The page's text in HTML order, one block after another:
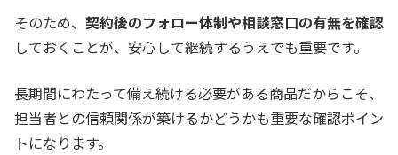
そのため、 契約後のフォロー体制や相談窓口の有無を確認
しておくことが、安心して継続するうえでも重要です。
長期間にわたって備え続ける必要がある商品だからこそ、
担当者との信頼関係が築けるかどうかも重要な確認ポイン
トになります。